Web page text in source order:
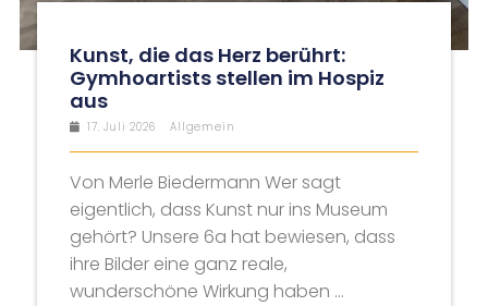
Kunst, die das Herz berührt:
Gymhoartists stellen im Hospiz
aus
17. Juli 2026 Allgemein
Von Merle Biedermann Wer sagt
eigentlich, dass Kunst nur ins Museum
gehört? Unsere 6a hat bewiesen, dass
ihre Bilder eine ganz reale,
wunderschöne Wirkung haben ...